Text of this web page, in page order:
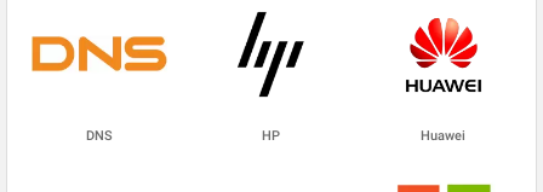
DNS HP Huawei